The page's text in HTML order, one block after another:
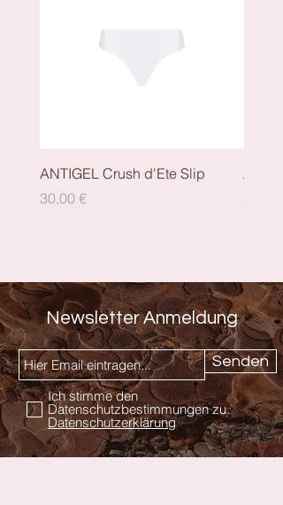
ANTIGEL Crush d'Ete Slip
Preis
30,00 €
Newsletter Anmeldung
Senden
Ich stimme den
Datenschutzbestimmungen zu.
Datenschutzerklärung